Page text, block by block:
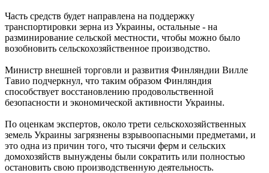
Часть средств будет направлена на поддержку
транспортировки зерна из Украины, остальные - на
разминирование сельской местности, чтобы можно было
возобновить сельскохозяйственное производство.
Министр внешней торговли и развития Финляндии Вилле
Тавио подчеркнул, что таким образом Финляндия
способствует восстановлению продовольственной
безопасности и экономической активности Украины.
По оценкам экспертов, около трети сельскохозяйственных
земель Украины загрязнены взрывоопасными предметами, и
это одна из причин того, что тысячи ферм и сельских
домохозяйств вынуждены были сократить или полностью
остановить свою производственную деятельность.